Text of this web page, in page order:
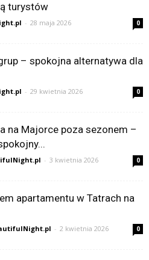
turystów
- 28 maja 2026 0
– spokojna alternatywa dla
- 29 kwietnia 2026 0
na Majorce poza sezonem –
- 3 kwietnia 2026 0
apartamentu w Tatrach na
- 2 kwietnia 2026 0